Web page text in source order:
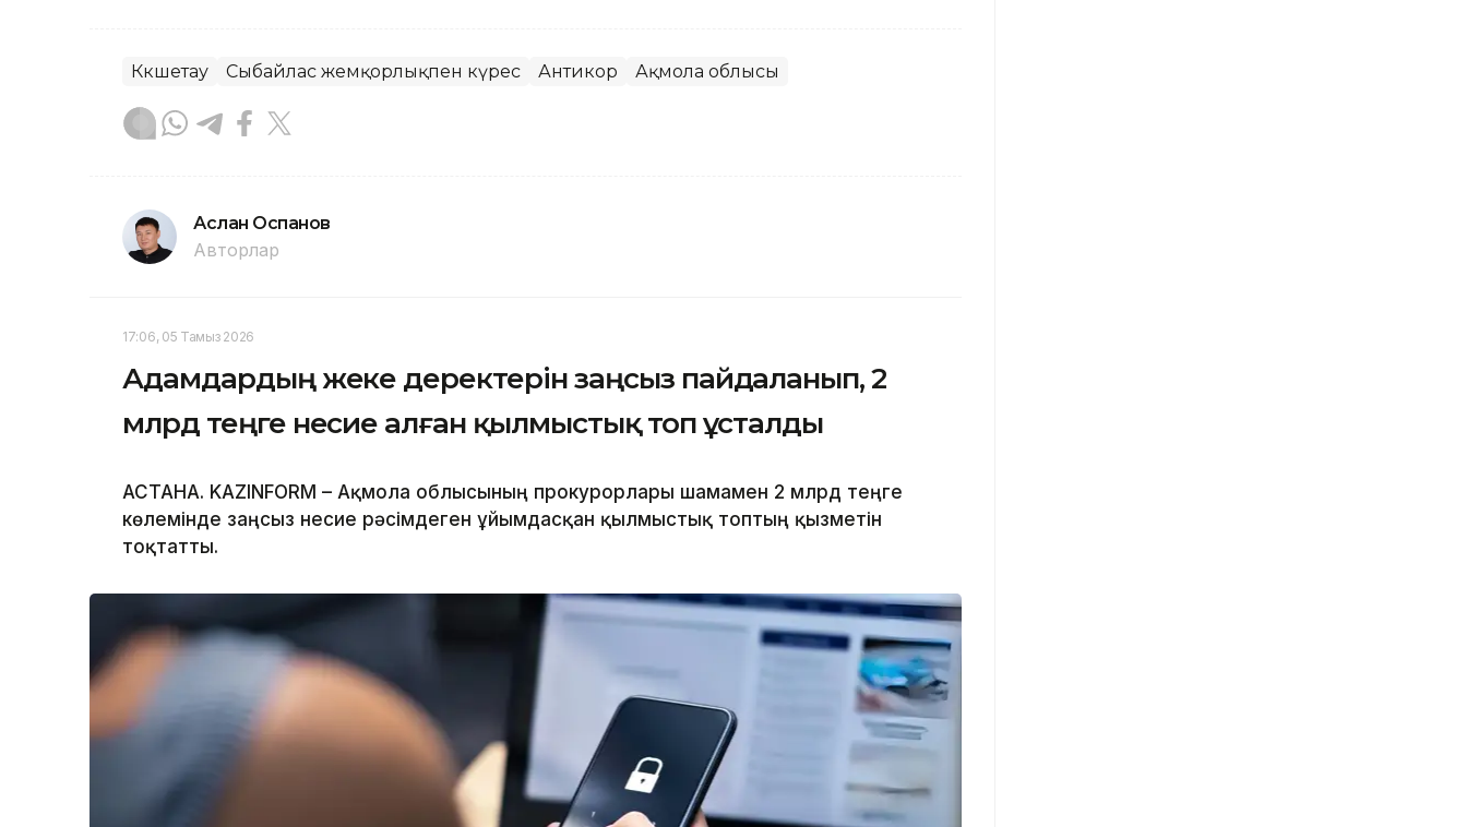
Көкшетау Сыбайлас жемқорлықпен күрес Антикор Ақмола облысы
Аслан Оспанов
Авторлар
17:06, 05 Тамыз 2026
Адамдардың жеке деректерін заңсыз пайдаланып, 2
млрд теңге несие алған қылмыстық топ ұсталды
АСТАНА. KAZINFORM – Ақмола облысының прокурорлары шамамен 2 млрд теңге
көлемінде заңсыз несие рәсімдеген ұйымдасқан қылмыстық топтың қызметін
тоқтатты.